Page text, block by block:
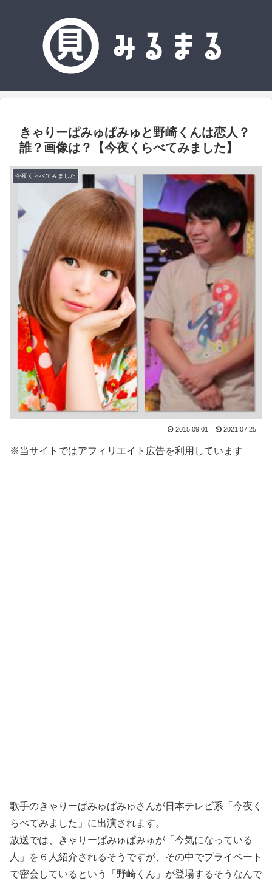
きゃりーぱみゅぱみゅと野崎くんは恋人？
誰？画像は？【今夜くらべてみました】
今夜くらべてみました
2015.09.01 2021.07.25
※当サイトではアフィリエイト広告を利用しています
歌手のきゃりーぱみゅぱみゅさんが日本テレビ系「今夜く
らべてみました」に出演されます。
放送では、きゃりーぱみゅぱみゅが「今気になっている
人」を６人紹介されるそうですが、その中でプライベート
で密会しているという「野崎くん」が登場するそうなんで